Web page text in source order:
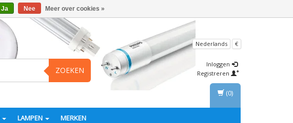
ZOEKEN
Nederlands €
Inloggen
Registreren
LAMPEN MERKEN
(0)
Ja Nee Meer over cookies »